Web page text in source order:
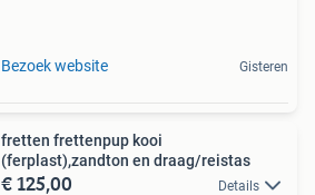
Bezoek website Gisteren
fretten frettenpup kooi
(ferplast),zandton en draag/reistas
€ 125,00 Details